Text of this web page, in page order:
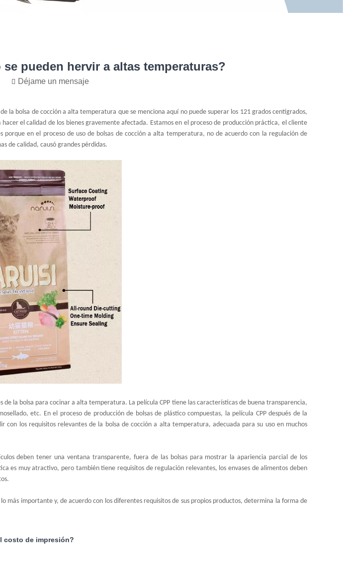
pueden hervir a altas temperaturas?
Déjame un mensaje
bolsa de cocción a alta temperatura que se menciona aquí no puede superar los 121 grados centígrados,
el calidad de los bienes gravemente afectada. Estamos en el proceso de producción práctica, el cliente
en el proceso de uso de bolsas de cocción a alta temperatura, no de acuerdo con la regulación de
de calidad, causó grandes pérdidas.
la bolsa para cocinar a alta temperatura. La película CPP tiene las características de buena transparencia,
etc. En el proceso de producción de bolsas de plástico compuestas, la película CPP después de la
los requisitos relevantes de la bolsa de cocción a alta temperatura, adecuada para su uso en muchos
deben tener una ventana transparente, fuera de las bolsas para mostrar la apariencia parcial de los
es muy atractivo, pero también tiene requisitos de regulación relevantes, los envases de alimentos deben
importante y, de acuerdo con los diferentes requisitos de sus propios productos, determina la forma de
costo de impresión?